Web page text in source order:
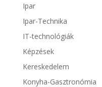
Ipar
Ipar-Technika
IT-technológiák
Képzések
Kereskedelem
Konyha-Gasztronómia